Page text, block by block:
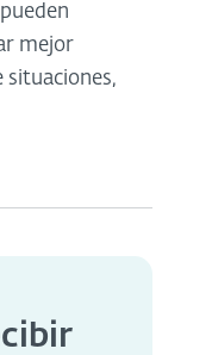
mejor
situaciones,